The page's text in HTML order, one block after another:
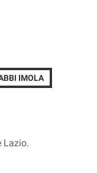
IMOLA
Lazio.